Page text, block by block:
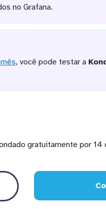
no Grafana.
, você pode testar a
gratuitamente por 14